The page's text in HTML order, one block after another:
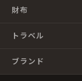
財布
トラベル
ブランド